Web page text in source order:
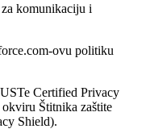
komunikaciju i
ovu politiku
Certified Privacy
Štitnika zaštite
Shield).